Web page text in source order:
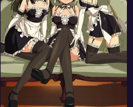
6084
2 3